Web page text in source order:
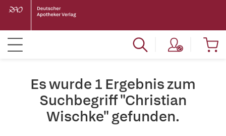
Es wurde 1 Ergebnis zum
Suchbegriff "Christian
Wischke" gefunden.